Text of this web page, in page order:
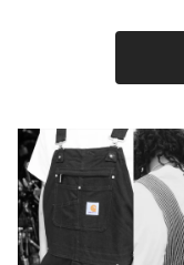
BY ROBERT JAMES
CAMBER
Carhartt
エプロン
バイク用品
2026.7.6
2026.6.29
2026.7.23
2026.6.27